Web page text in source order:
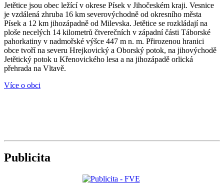
Jetětice jsou obec ležící v okrese Písek v Jihočeském kraji. Vesnice
je vzdálená zhruba 16 km severovýchodně od okresního města
Písek a 12 km jihozápadně od Milevska. Jetětice se rozkládají na
ploše necelých 14 kilometrů čtverečních v západní části Táborské
pahorkatiny v nadmořské výšce 447 m n. m. Přirozenou hranici
obce tvoří na severu Hrejkovický a Oborský potok, na jihovýchodě
Jetětický potok u Křenovického lesa a na jihozápadě orlická
přehrada na Vltavě.
Více o obci
Publicita